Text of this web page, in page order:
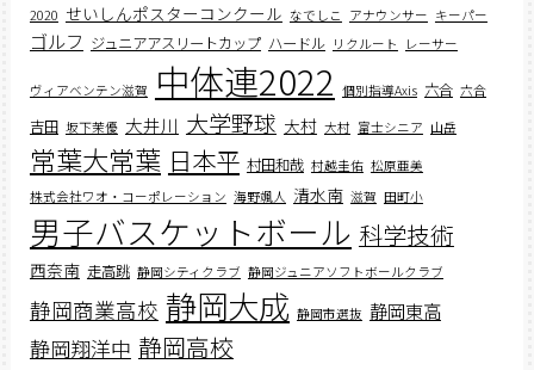
2020 せいしんポスターコンクール なでしこ アナウンサー キーパー
ゴルフ ジュニアアスリートカップ ハードル リクルート レーサー
ヴィアベンテン滋賀 中体連2022 個別指導Axis 六合 六合
吉田 坂下茉優 大井川 大学野球 大村 大村 富士シニア 山岳
常葉大常葉 日本平 村田和哉 村越圭佑 松原亜美
株式会社ワオ・コーポレーション 海野颯人 清水南 滋賀 田町小
男子バスケットボール 科学技術
西奈南 走高跳 静岡シティクラブ 静岡ジュニアソフトボールクラブ
静岡商業高校 静岡大成 静岡市選抜 静岡東高
静岡翔洋中 静岡高校